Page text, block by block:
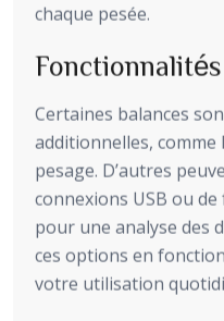
chaque pesée.
Certaines balances
additionnelles,
pesage. D’autres
connexions USB ou
pour une analyse des
ces options en
votre utilisation